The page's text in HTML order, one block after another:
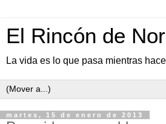
El Rincón de
La vida es lo que pasa mientras
martes, 15 de enero de 2013